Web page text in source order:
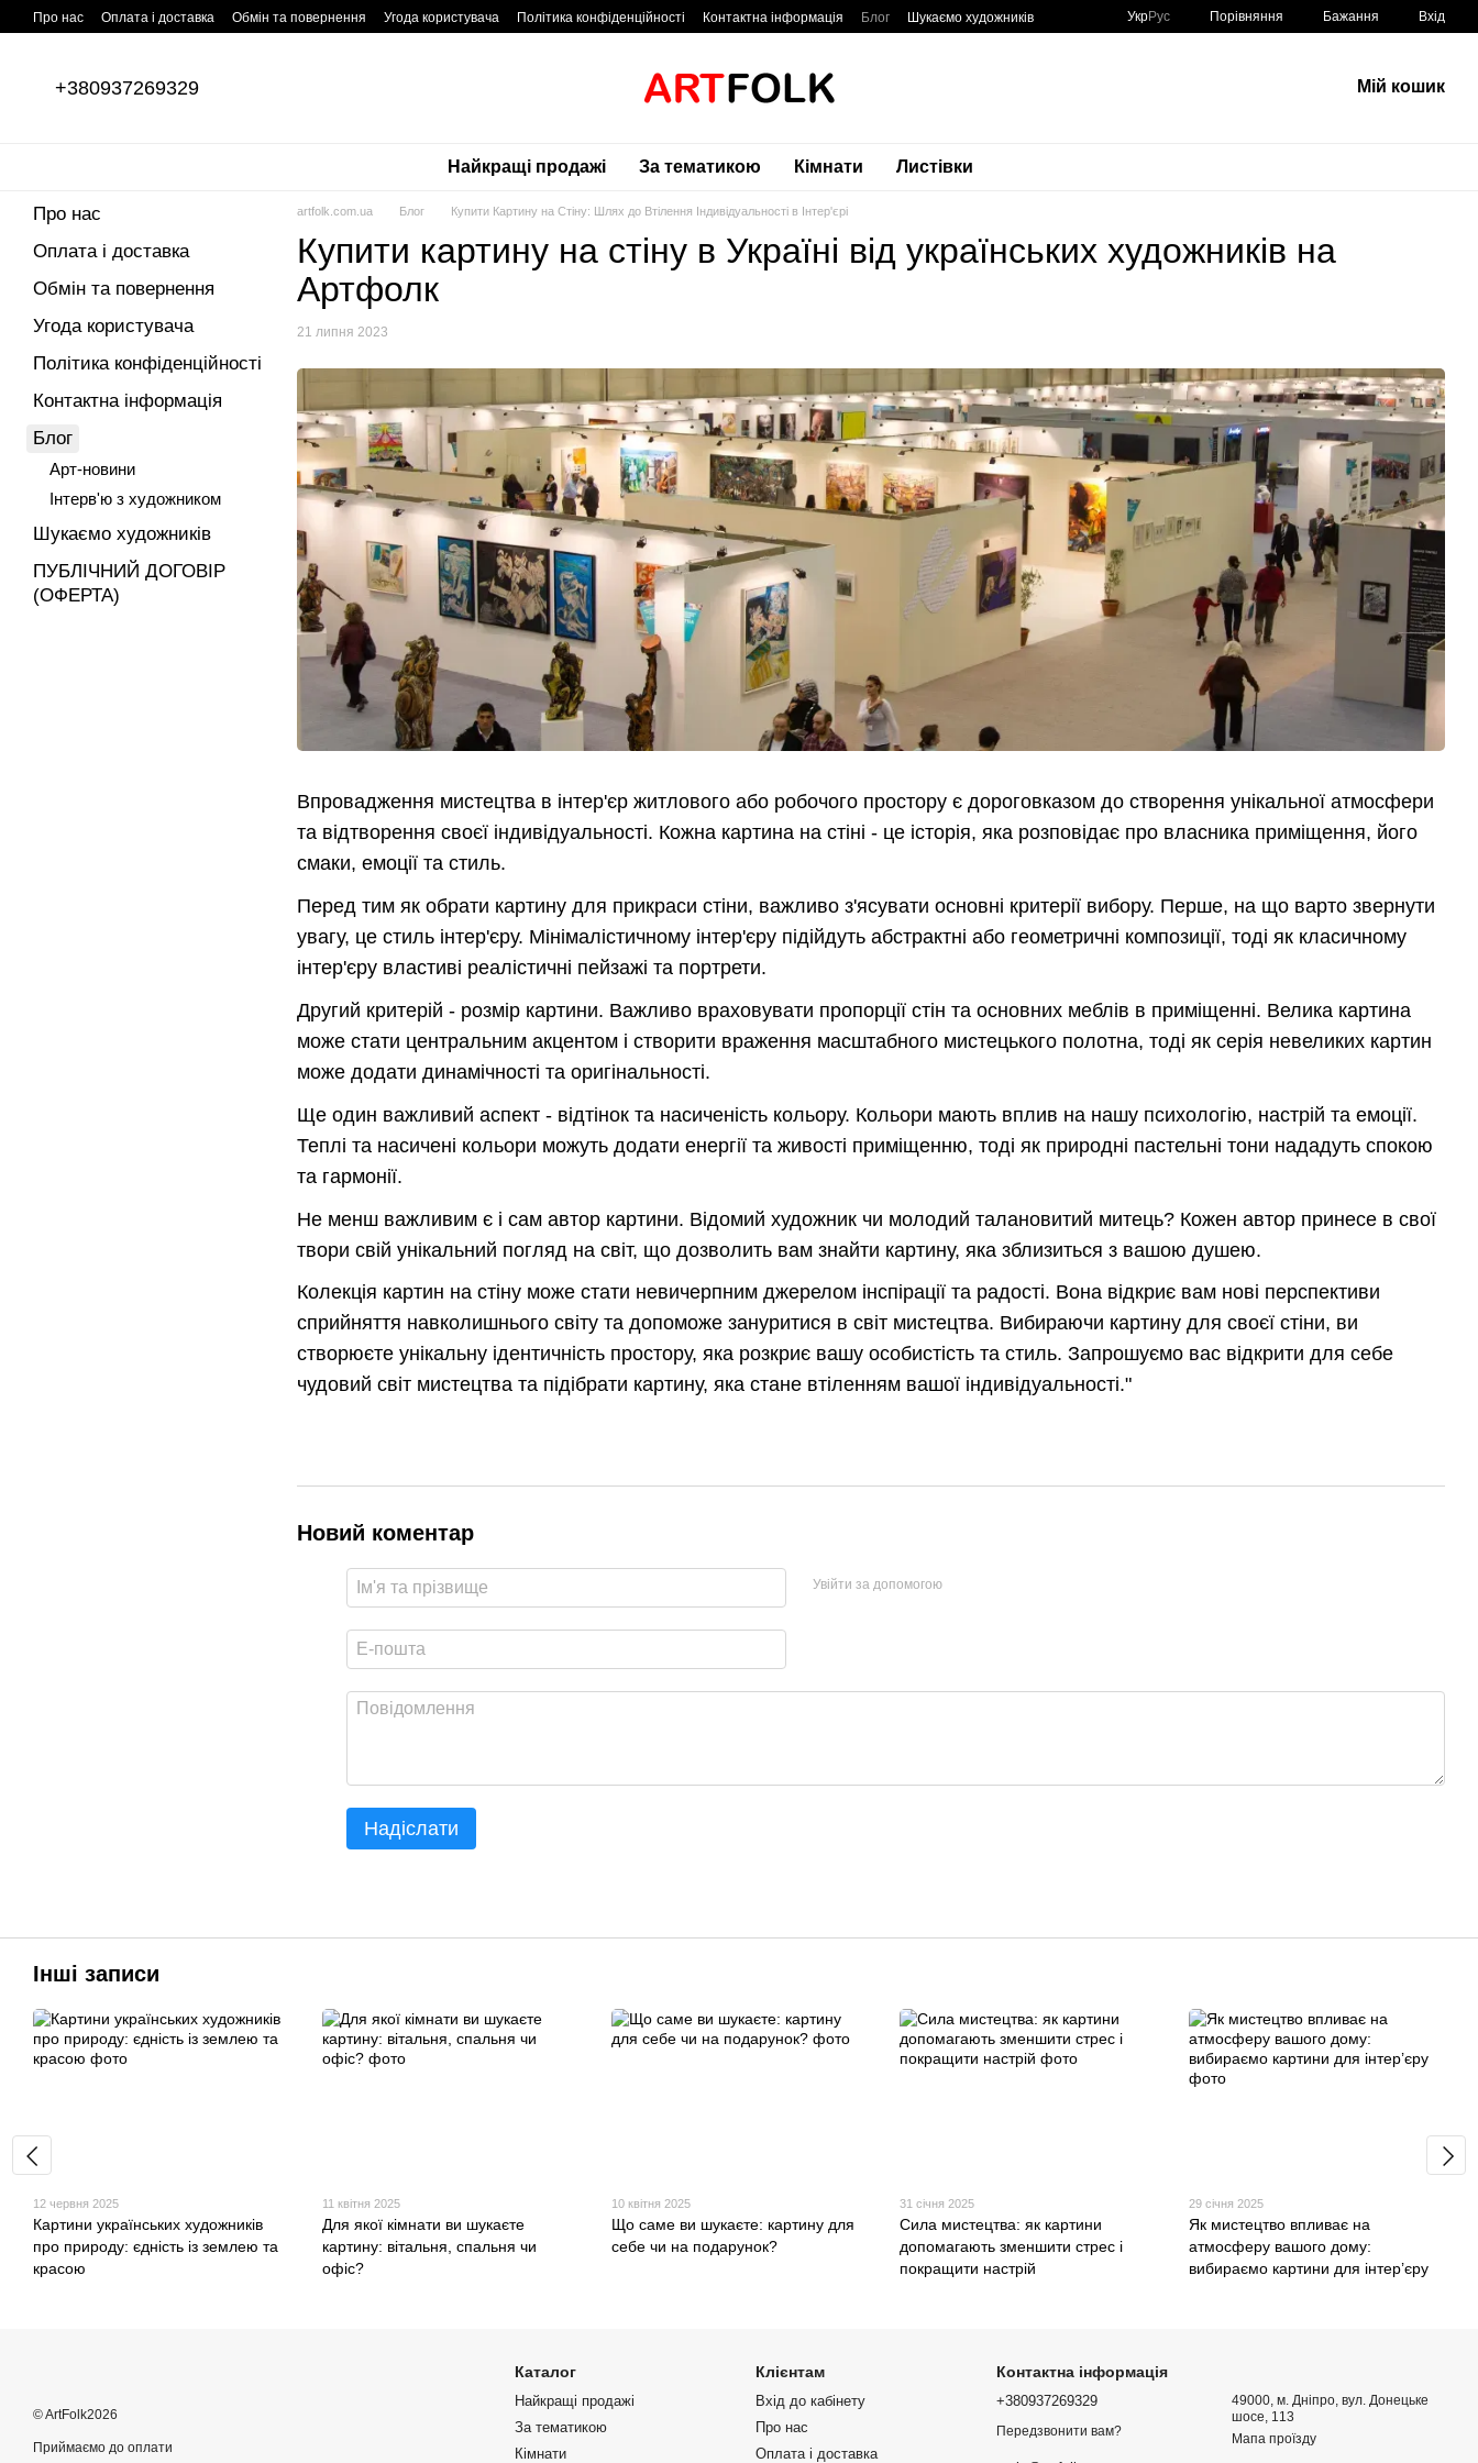
Перейти до основного контенту
Про нас Оплата і доставка Обмін та повернення Угода користувача Політика конфіденційності Контактна інформація Блог
Шукаємо художників
УкрРус Порівняння Бажання Вхід
+380937269329 Мій кошик
Найкращі продажі За тематикою Кімнати Листівки
artfolk.com.ua Блог Купити Картину на Стіну: Шлях до Втілення Індивідуальності в Інтер'єрі
Купити картину на стіну в Україні від українських художників на
Артфолк
21 липня 2023
Впровадження мистецтва в інтер'єр житлового або робочого простору є дороговказом до створення унікальної атмосфери
та відтворення своєї індивідуальності. Кожна картина на стіні - це історія, яка розповідає про власника приміщення, його
смаки, емоції та стиль.
Перед тим як обрати картину для прикраси стіни, важливо з'ясувати основні критерії вибору. Перше, на що варто звернути
увагу, це стиль інтер'єру. Мінімалістичному інтер'єру підійдуть абстрактні або геометричні композиції, тоді як класичному
інтер'єру властиві реалістичні пейзажі та портрети.
Другий критерій - розмір картини. Важливо враховувати пропорції стін та основних меблів в приміщенні. Велика картина
може стати центральним акцентом і створити враження масштабного мистецького полотна, тоді як серія невеликих картин
може додати динамічності та оригінальності.
Ще один важливий аспект - відтінок та насиченість кольору. Кольори мають вплив на нашу психологію, настрій та емоції.
Теплі та насичені кольори можуть додати енергії та живості приміщенню, тоді як природні пастельні тони нададуть спокою
та гармонії.
Не менш важливим є і сам автор картини. Відомий художник чи молодий талановитий митець? Кожен автор принесе в свої
твори свій унікальний погляд на світ, що дозволить вам знайти картину, яка зблизиться з вашою душею.
Колекція картин на стіну може стати невичерпним джерелом інспірації та радості. Вона відкриє вам нові перспективи
сприйняття навколишнього світу та допоможе зануритися в світ мистецтва. Вибираючи картину для своєї стіни, ви
створюєте унікальну ідентичність простору, яка розкриє вашу особистість та стиль. Запрошуємо вас відкрити для себе
чудовий світ мистецтва та підібрати картину, яка стане втіленням вашої індивідуальності."
Новий коментар
Увійти за допомогою
Надіслати
Про нас
Оплата і доставка
Обмін та повернення
Угода користувача
Політика конфіденційності
Контактна інформація
Блог
Арт-новини
Інтерв'ю з художником
Шукаємо художників
ПУБЛІЧНИЙ ДОГОВІР
(ОФЕРТА)
Інші записи
12 червня 2025
Картини українських художників
про природу: єдність із землею та
красою
11 квітня 2025
Для якої кімнати ви шукаєте
картину: вітальня, спальня чи
офіс?
10 квітня 2025
Що саме ви шукаєте: картину для
себе чи на подарунок?
31 січня 2025
Сила мистецтва: як картини
допомагають зменшити стрес і
покращити настрій
29 січня 2025
Як мистецтво впливає на
атмосферу вашого дому:
вибираємо картини для інтер’єру
© ArtFolk2026
Приймаємо до оплати
Каталог
Найкращі продажі
За тематикою
Кімнати
Клієнтам
Вхід до кабінету
Про нас
Оплата і доставка
Контактна інформація
+380937269329
Передзвонити вам?
49000, м. Дніпро, вул. Донецьке
шосе, 113
Мапа проїзду